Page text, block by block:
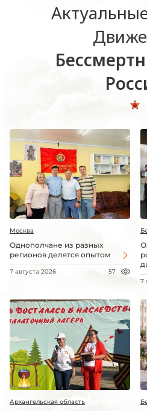
Москва
Однополчане из разных
регионов делятся опытом
7 августа 2026 57
7
Архангельская область